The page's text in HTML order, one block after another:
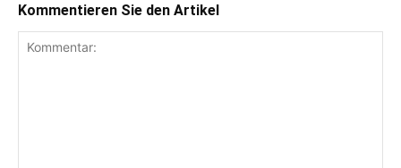
Kommentieren Sie den Artikel